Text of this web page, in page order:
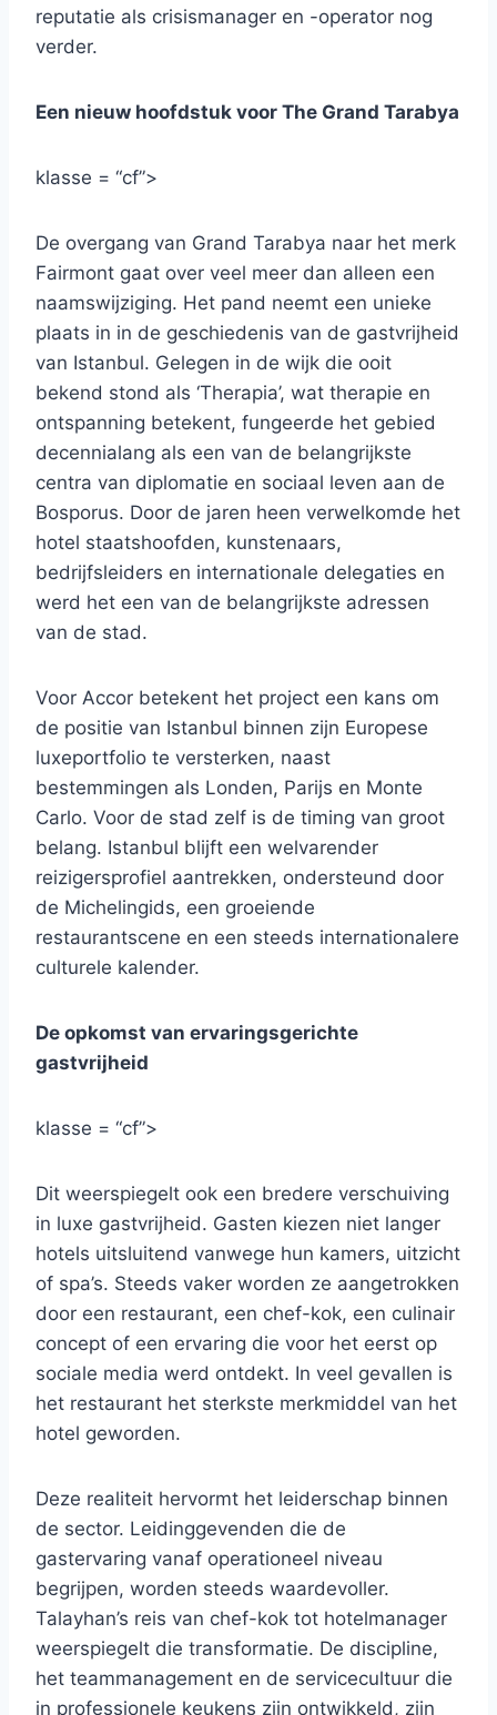
reputatie als crisismanager en -operator nog
verder.
Een nieuw hoofdstuk voor The Grand Tarabya
klasse = “cf”>
De overgang van Grand Tarabya naar het merk
Fairmont gaat over veel meer dan alleen een
naamswijziging. Het pand neemt een unieke
plaats in in de geschiedenis van de gastvrijheid
van Istanbul. Gelegen in de wijk die ooit
bekend stond als ‘Therapia’, wat therapie en
ontspanning betekent, fungeerde het gebied
decennialang als een van de belangrijkste
centra van diplomatie en sociaal leven aan de
Bosporus. Door de jaren heen verwelkomde het
hotel staatshoofden, kunstenaars,
bedrijfsleiders en internationale delegaties en
werd het een van de belangrijkste adressen
van de stad.
Voor Accor betekent het project een kans om
de positie van Istanbul binnen zijn Europese
luxeportfolio te versterken, naast
bestemmingen als Londen, Parijs en Monte
Carlo. Voor de stad zelf is de timing van groot
belang. Istanbul blijft een welvarender
reizigersprofiel aantrekken, ondersteund door
de Michelingids, een groeiende
restaurantscene en een steeds internationalere
culturele kalender.
De opkomst van ervaringsgerichte
gastvrijheid
klasse = “cf”>
Dit weerspiegelt ook een bredere verschuiving
in luxe gastvrijheid. Gasten kiezen niet langer
hotels uitsluitend vanwege hun kamers, uitzicht
of spa’s. Steeds vaker worden ze aangetrokken
door een restaurant, een chef-kok, een culinair
concept of een ervaring die voor het eerst op
sociale media werd ontdekt. In veel gevallen is
het restaurant het sterkste merkmiddel van het
hotel geworden.
Deze realiteit hervormt het leiderschap binnen
de sector. Leidinggevenden die de
gastervaring vanaf operationeel niveau
begrijpen, worden steeds waardevoller.
Talayhan’s reis van chef-kok tot hotelmanager
weerspiegelt die transformatie. De discipline,
het teammanagement en de servicecultuur die
in professionele keukens zijn ontwikkeld, zijn